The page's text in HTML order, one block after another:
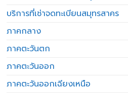
บริการที่เช่าจดทะเบียนสมุทรสาคร
ภาคกลาง
ภาคตะวันตก
ภาคตะวันออก
ภาคตะวันออกเฉียงเหนือ